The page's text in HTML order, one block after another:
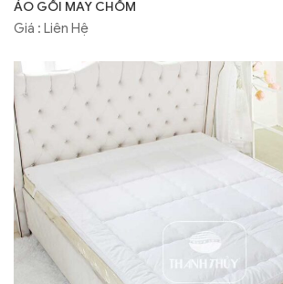
ÁO GỐI MAY CHỒM
Giá : Liên Hệ